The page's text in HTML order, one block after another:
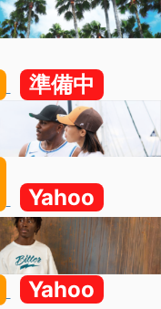
準備中
Yahoo
Yahoo